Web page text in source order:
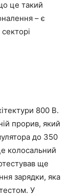
це такий
– є
800 В.
прорив, який
до 350
колосальний
ще
зарядки, яка
У